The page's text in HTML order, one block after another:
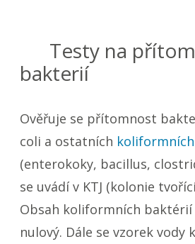
Testy na
bakterií
Ověřuje se přítomnost
coli a ostatních
(enterokoky, bacillus,
se uvádí v KTJ (kolonie
Obsah koliformních
nulový. Dále se vzorek vody